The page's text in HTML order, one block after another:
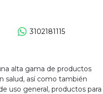
alta gama de productos
salud, así como también
uso general, productos para
3102181115